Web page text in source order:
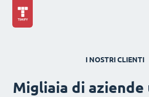
I NOSTRI CLIENTI
Migliaia di